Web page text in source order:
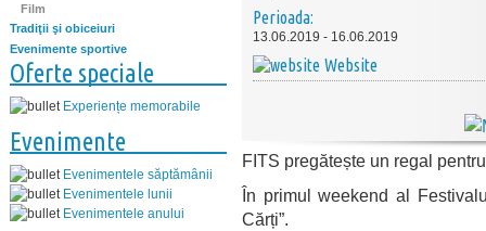
Film
Tradiţii şi obiceiuri
Evenimente sportive
Oferte speciale
Experiențe memorabile
Evenimente
Evenimentele săptămânii
Evenimentele lunii
Evenimentele anului
Perioada:
13.06.2019 - 16.06.2019
Website
FITS pregătește un regal
În primul weekend al
Cărți”.